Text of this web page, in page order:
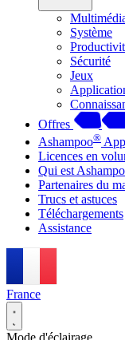
Système
Sécurité
Jeux
Offres
Ashampoo® App
Licences en
Qui est
Partenaires du
Trucs et astuces
Téléchargements
Assistance
France